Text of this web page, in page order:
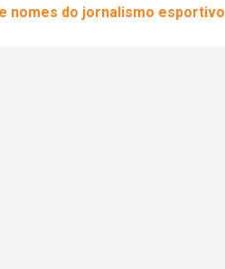
nomes do jornalismo esportivo